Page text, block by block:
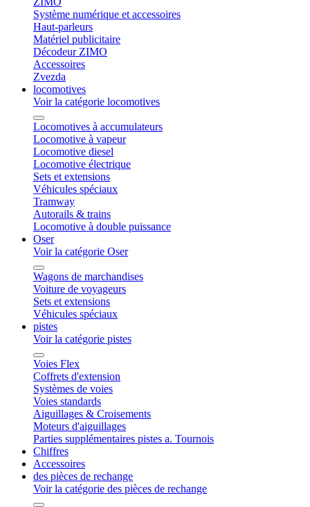
Système numérique et accessoires
Haut-parleurs
Matériel publicitaire
Décodeur ZIMO
Accessoires
Zvezda
locomotives
Voir la catégorie locomotives
Locomotives à accumulateurs
Locomotive à vapeur
Locomotive diesel
Locomotive électrique
Sets et extensions
Véhicules spéciaux
Tramway
Autorails & trains
Locomotive à double puissance
Oser
Voir la catégorie Oser
Wagons de marchandises
Voiture de voyageurs
Sets et extensions
Véhicules spéciaux
pistes
Voir la catégorie pistes
Voies Flex
Coffrets d'extension
Systèmes de voies
Voies standards
Aiguillages & Croisements
Moteurs d'aiguillages
Parties supplémentaires pistes a. Tournois
Chiffres
Accessoires
des pièces de rechange
Voir la catégorie des pièces de rechange